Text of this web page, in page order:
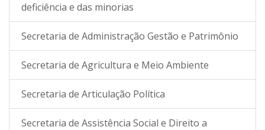
deficiência e das minorias
Secretaria de Administração Gestão e Patrimônio
Secretaria de Agricultura e Meio Ambiente
Secretaria de Articulação Política
Secretaria de Assistência Social e Direito a